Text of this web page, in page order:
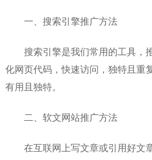
一、搜索引擎推广方法
搜索引擎是我们常用的工具，
化网页代码，快速访问，独特且重
有用且独特。
二、软文网站推广方法
在互联网上写文章或引用好文